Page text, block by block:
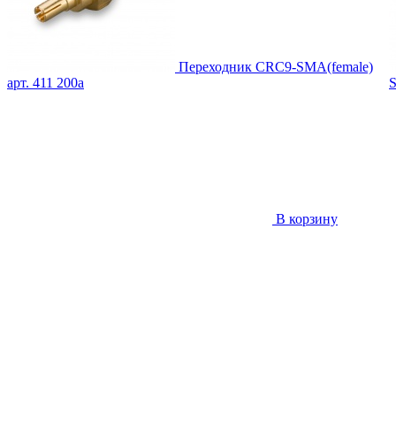
Переходник CRC9-SMA(female)
арт. 411 200a
В корзину